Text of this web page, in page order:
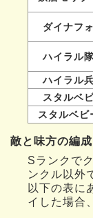
ダイナフ
ハイラル
ハイラル
スタルベ
スタルベビ
敵と味方の編成
Sランクで
ンクル以外
以下の表に
イした場合